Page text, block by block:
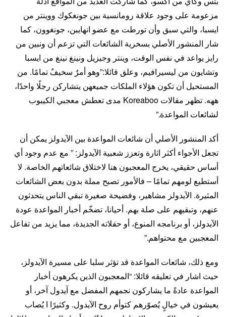
مزعومة على وجود علاقة رومانسية بين جونغكوك ووينتر من
ايسبا، والتي سبق وأن تورطت مع عضو انهايبن، جونغوون، كما
شار المنشور الأصلي بسخرية الشائعات التي تزعم أن ونبين من
رايز يواعد في نفس الوقت، وينتر وجيزيل ونينغ نينغ من ايسبا
وتشايون من ليسيرافيم، وعلق قائلا:”وهو أمرٌ سخيفٌ تمامًا. من
المستحيل أن تكون هؤلاء الملكات جميعهن يتشاركن رجلًا واحدًا،
ههه. تظهر مقالات Koreaboo مدى تعطش معجبي الكيبوب
لشائعات المواعدة.”
أكد المنشور الأصلي أن شائعات المواعدة بين الآيدولز يمكن أن
تجعل الأجواء أكثر اثارة وتعزز شعبية الآيدولز: ” مع عدم وجود أي
أساس حقيقي، يخرج المعجبون هنا لاختلاق شائعاتهم الخاصة. لا
أستطيع لومهم تمامًا – فالأمور تصبح مملة بدون بعض الشائعات
المثيرة. الآيدولز مشاهير، وفضيحة صغيرة تبقي الناس يتحدثون
عنهم، وتبقيهم على صلة بهم. أحيانا، تضخّم أخبار المواعدة عودة
الآيدولز، أو برنامجه المنوع، أو حفلاته الجديدة، مما يزيد من تفاعل
المعجبين مع محتواهم.”
ومع ذلك، شائعات المواعدة قد تؤثر سلبا على مسيرة الآيدولز،
حيث اشار في تعليقه قائلا: “المعجبون الذين يكرهون أخبار
المواعدة عادةً ما يشاركون نجمهم المفضل مع آيدول آخر، أو
يعيشون في خيالٍ يُصوّرهم كتوأم روح الآيدول. وكثيرًا ا يُصاب